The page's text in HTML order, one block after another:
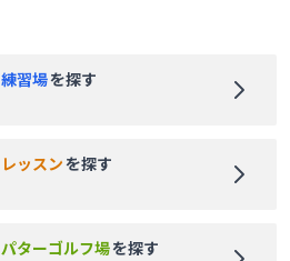
練習場を探す
レッスンを探す
パターゴルフ場を探す